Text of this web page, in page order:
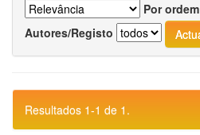
Por ordem
Autores/Registo
Resultados 1-1 de 1.